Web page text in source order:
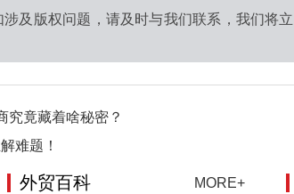
及版权问题，请及时与我们联系，我们将
究竟藏着啥秘密？
难题！
外贸百科 MORE+